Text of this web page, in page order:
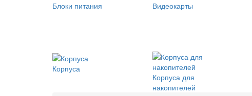
Блоки питания
Видеокарты
Корпуса
Корпуса для
накопителей